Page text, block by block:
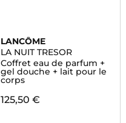
LANCÔME
LA NUIT TRESOR
Coffret eau de parfum +
gel douche + lait pour le
corps
125,50 €